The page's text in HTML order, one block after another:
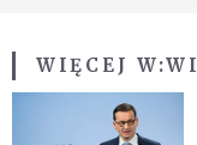
WIĘCEJ W: